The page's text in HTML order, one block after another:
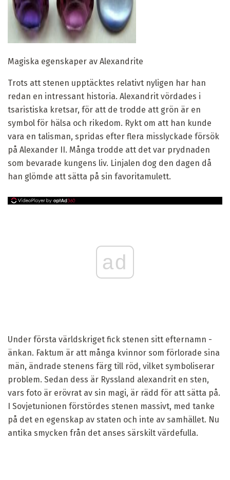
Magiska egenskaper av Alexandrite
Trots att stenen upptäcktes relativt nyligen har han
redan en intressant historia. Alexandrit vördades i
tsaristiska kretsar, för att de trodde att grön är en
symbol för hälsa och rikedom. Rykt om att han kunde
vara en talisman, spridas efter flera misslyckade försök
på Alexander II. Många trodde att det var prydnaden
som bevarade kungens liv. Linjalen dog den dagen då
han glömde att sätta på sin favoritamulett.
ad
Under första världskriget fick stenen sitt efternamn -
änkan. Faktum är att många kvinnor som förlorade sina
män, ändrade stenens färg till röd, vilket symboliserar
problem. Sedan dess är Ryssland alexandrit en sten,
vars foto är erövrat av sin magi, är rädd för att sätta på.
I Sovjetunionen förstördes stenen massivt, med tanke
på det en egenskap av staten och inte av samhället. Nu
antika smycken från det anses särskilt värdefulla.